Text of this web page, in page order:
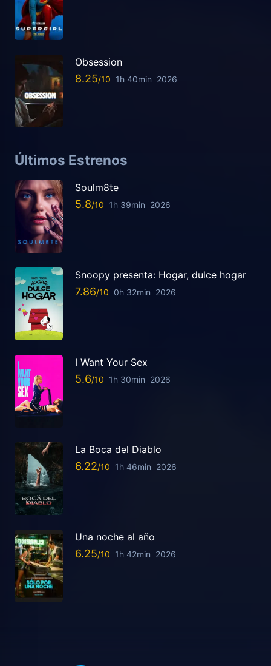
Obsession
8.25 1h 40min 2026
Últimos Estrenos
Soulm8te
5.8 1h 39min 2026
Snoopy presenta: Hogar, dulce hogar
7.86 0h 32min 2026
I Want Your Sex
5.6 1h 30min 2026
La Boca del Diablo
6.22 1h 46min 2026
Una noche al año
6.25 1h 42min 2026